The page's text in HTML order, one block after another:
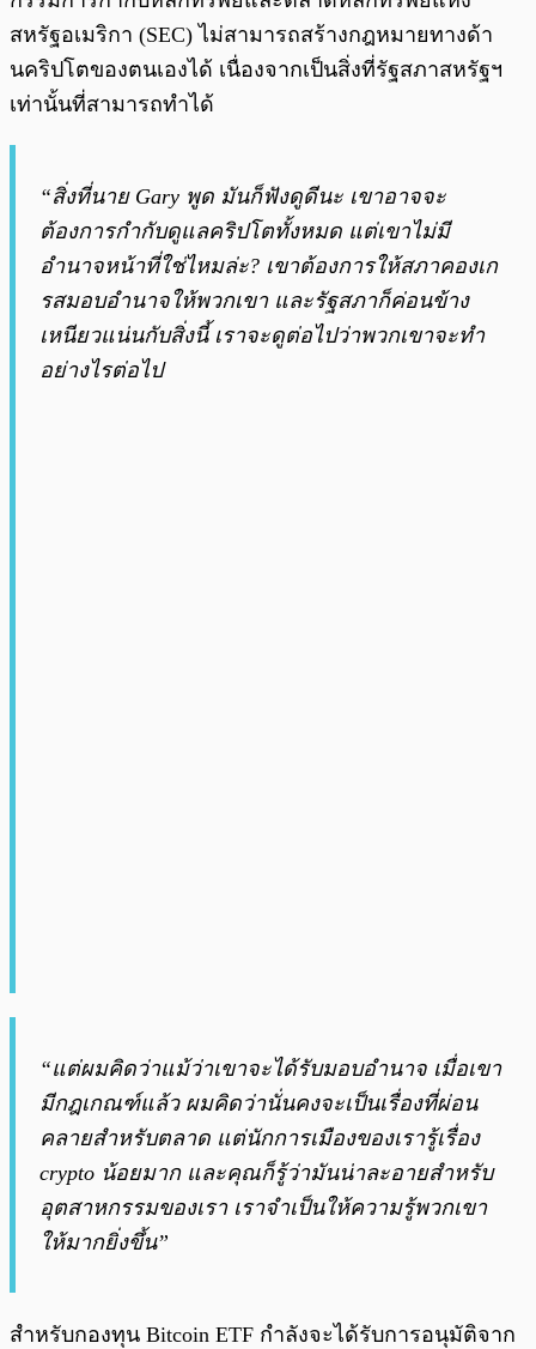
สหรัฐอเมริกา (SEC) ไม่สามารถสร้างกฎหมายทางด้า
นคริปโตของตนเองได้ เนื่องจากเป็นสิ่งที่รัฐสภาสหรัฐฯ
เท่านั้นที่สามารถทำได้
“สิ่งที่นาย Gary พูด มันก็ฟังดูดีนะ เขาอาจจะ
ต้องการกำกับดูแลคริปโตทั้งหมด แต่เขาไม่มี
อำนาจหน้าที่ใช่ไหมล่ะ? เขาต้องการให้สภาคองเก
รสมอบอำนาจให้พวกเขา และรัฐสภาก็ค่อนข้าง
เหนียวแน่นกับสิ่งนี้ เราจะดูต่อไปว่าพวกเขาจะทำ
อย่างไรต่อไป
“แต่ผมคิดว่าแม้ว่าเขาจะได้รับมอบอำนาจ เมื่อเขา
มีกฎเกณฑ์แล้ว ผมคิดว่านั่นคงจะเป็นเรื่องที่ผ่อน
คลายสำหรับตลาด แต่นักการเมืองของเรารู้เรื่อง
crypto น้อยมาก และคุณก็รู้ว่ามันน่าละอายสำหรับ
อุตสาหกรรมของเรา เราจำเป็นให้ความรู้พวกเขา
ให้มากยิ่งขึ้น”
สำหรับกองทุน Bitcoin ETF กำลังจะได้รับการอนุมัติจาก